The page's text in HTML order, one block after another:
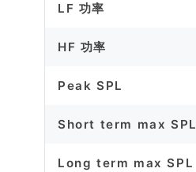
LF 功率
HF 功率
Peak SPL
Short term max SPL
Long term max SPL